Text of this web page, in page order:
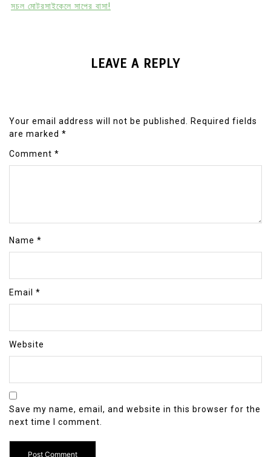
সচল মোটরসাইকেলে সাপের বাসা!
LEAVE A REPLY
Your email address will not be published.
Required fields
are marked *
Comment *
Name *
Email *
Website
Save my name, email, and website in this browser for the
next time I comment.